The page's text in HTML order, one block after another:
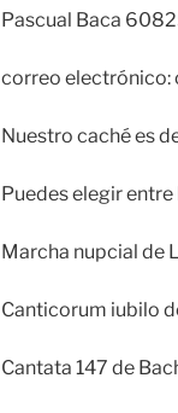
Pascual Baca
correo electrónico:
Nuestro caché es
Puedes elegir
Marcha nupcial
Canticorum iubilo
Cantata 147 de